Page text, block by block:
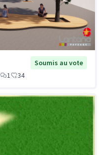
Soumis au vote
1 34